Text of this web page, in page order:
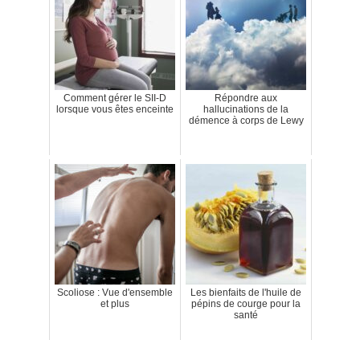
Comment gérer le SII-D
lorsque vous êtes enceinte
Répondre aux
hallucinations de la
démence à corps de Lewy
Scoliose : Vue d'ensemble
et plus
Les bienfaits de l'huile de
pépins de courge pour la
santé